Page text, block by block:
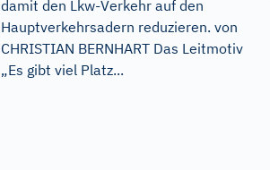
damit den Lkw-Verkehr auf den
Hauptverkehrsadern reduzieren. von
CHRISTIAN BERNHART Das Leitmotiv
„Es gibt viel Platz...